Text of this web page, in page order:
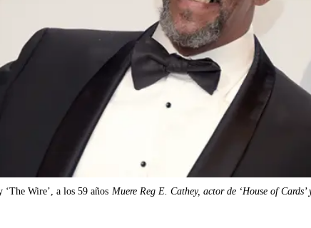
‘The Wire’, a los 59 años Muere Reg E. Cathey, actor de ‘House of Cards’